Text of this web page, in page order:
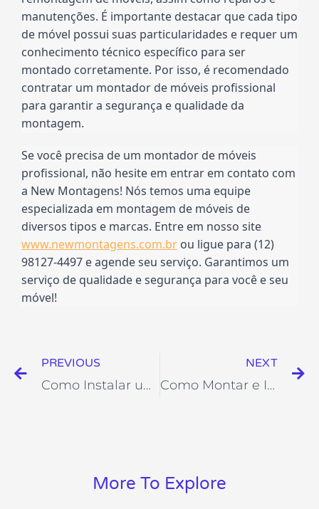
manutenções. É importante destacar que cada tipo
de móvel possui suas particularidades e requer um
conhecimento técnico específico para ser
montado corretamente. Por isso, é recomendado
contratar um montador de móveis profissional
para garantir a segurança e qualidade da
montagem.
Se você precisa de um montador de móveis
profissional, não hesite em entrar em contato com
a New Montagens! Nós temos uma equipe
especializada em montagem de móveis de
www.newmontagens.com.br ou ligue para (12)
98127-4497 e agende seu serviço. Garantimos um
serviço de qualidade e segurança para você e seu
móvel!
PREVIOUS
Como Instalar uma cortina
NEXT
Como Montar e Instalar uma cabeceira
More To Explore